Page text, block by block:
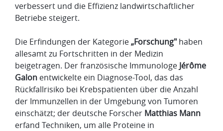
verbessert und die Effizienz landwirtschaftlicher
Betriebe steigert.
Die Erfindungen der Kategorie„Forschung" haben
allesamt zu Fortschritten in der Medizin
beigetragen. Der französische Immunologe Jérôme
Galon entwickelte ein Diagnose-Tool, das das
Rückfallrisiko bei Krebspatienten über die Anzahl
der Immunzellen in der Umgebung von Tumoren
einschätzt; der deutsche Forscher Matthias Mann
erfand Techniken, um alle Proteine in